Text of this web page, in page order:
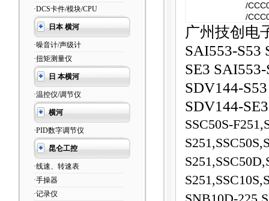
·DCS卡件/模块/CPU
日本 横河
·噪音计/声级计
·扭矩测量仪
日 本横河
·温控仪/调节仪
横河
·PID数字调节仪
昆仑工控
·线速、转速表
·手操器
·记录仪
/
/
广州技创电
SAI553-S53
SE3
SDV144-
SDV144-
SSC50S-